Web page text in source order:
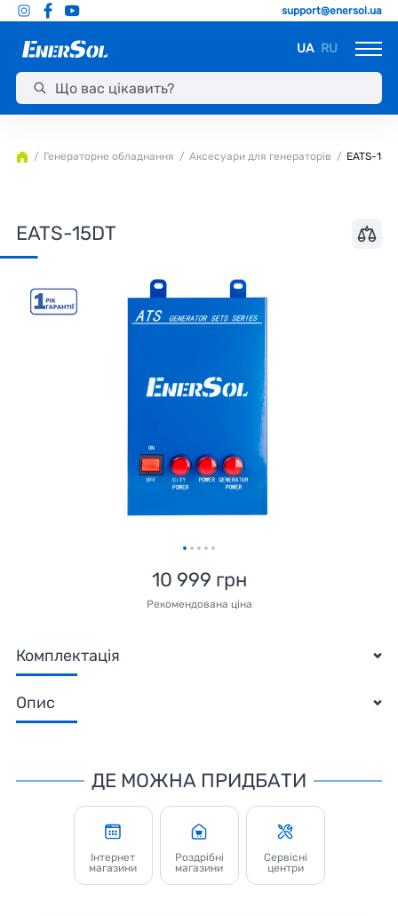
support@enersol.ua
UA RU
Генераторне обладнання Аксесуари для генераторів EATS-
EATS-15DT
10 999 грн
Рекомендована ціна
Комплектація
Набір Генераторне обладнання EATS-15DT
Модуль та силова частина
Опис
ДЕ МОЖНА ПРИДБАТИ
Інтернет
магазини
Роздрібні
магазини
Сервісні
центри